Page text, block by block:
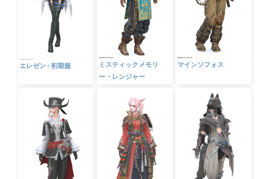
エレゼン♀初期服
ミスティックメモリ
ー・レンジャー
マインソフォス